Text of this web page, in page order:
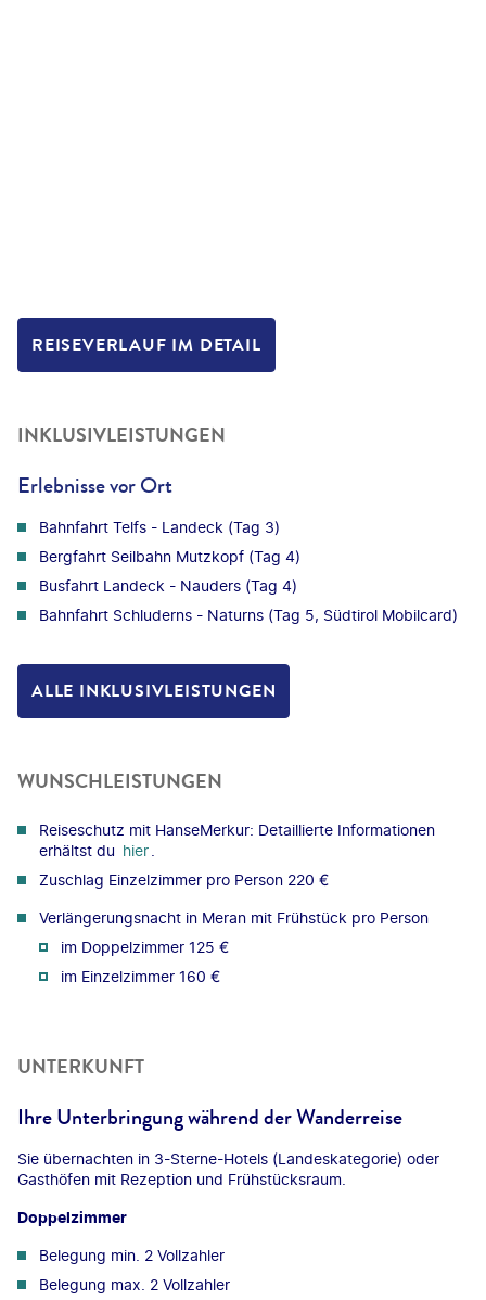
REISEVERLAUF IM DETAIL
INKLUSIVLEISTUNGEN
Erlebnisse vor Ort
Bahnfahrt Telfs - Landeck (Tag 3)
Bergfahrt Seilbahn Mutzkopf (Tag 4)
Busfahrt Landeck - Nauders (Tag 4)
Bahnfahrt Schluderns - Naturns (Tag 5, Südtirol Mobilcard)
ALLE INKLUSIVLEISTUNGEN
WUNSCHLEISTUNGEN
Reiseschutz mit HanseMerkur: Detaillierte Informationen
erhältst du hier
Zuschlag Einzelzimmer pro Person 220 €
Verlängerungsnacht in Meran mit Frühstück pro Person
im Doppelzimmer 125 €
im Einzelzimmer 160 €
UNTERKUNFT
Ihre Unterbringung während der Wanderreise
Sie übernachten in 3-Sterne-Hotels (Landeskategorie) oder
Gasthöfen mit Rezeption und Frühstücksraum.
Doppelzimmer
Belegung min. 2 Vollzahler
Belegung max. 2 Vollzahler